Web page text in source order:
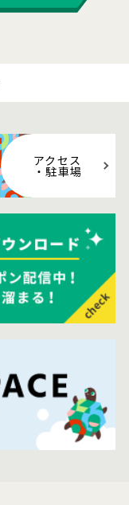
アクセス
・駐車場